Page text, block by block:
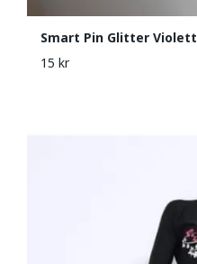
Smart Pin Glitter Violett
15 kr